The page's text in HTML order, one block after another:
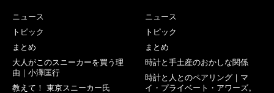
ニュース
トピック
まとめ
大人がこのスニーカーを買う理
由｜小澤匡行
教えて！ 東京スニーカー氏
ニュース
トピック
まとめ
時計と手土産のおかしな関係
時計と人とのペアリング｜マ
イ・プライベート・アワーズ。